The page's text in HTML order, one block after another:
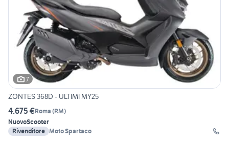
7
ZONTES 368D - ULTIMI MY25
4.675 €Roma (RM)
NuovoScooter
Rivenditore Moto Spartaco